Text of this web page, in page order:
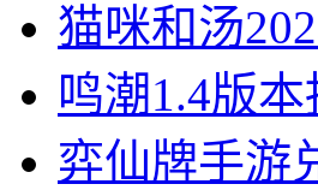
猫咪和汤
鸣潮1.4版
弈仙牌手游